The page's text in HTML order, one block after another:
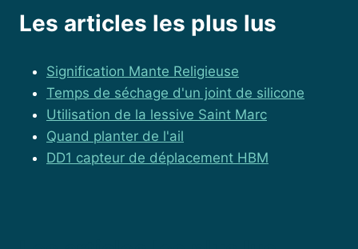
Les articles les plus lus
Signification Mante Religieuse
Temps de séchage d'un joint de silicone
Utilisation de la lessive Saint Marc
Quand planter de l'ail
DD1 capteur de déplacement HBM